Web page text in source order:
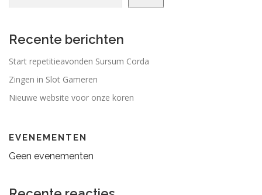
Recente berichten
Start repetitieavonden Sursum Corda
Zingen in Slot Gameren
Nieuwe website voor onze koren
EVENEMENTEN
Geen evenementen